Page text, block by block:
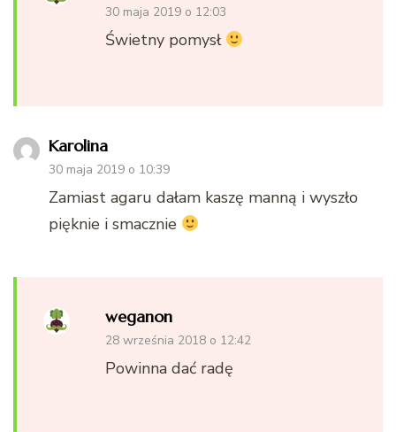
30 maja 2019 o 12:03
Świetny pomysł
Karolina
30 maja 2019 o 10:39
Zamiast agaru dałam kaszę manną i wyszło
pięknie i smacznie
weganon
28 września 2018 o 12:42
Powinna dać radę